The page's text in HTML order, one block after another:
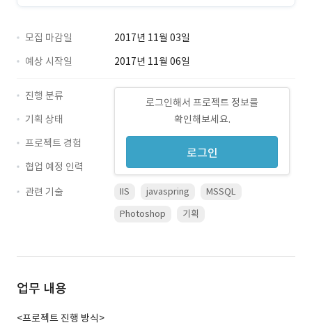
모집 마감일
2017년 11월 03일
예상 시작일
2017년 11월 06일
로그인해서 프로젝트 정보를
확인해보세요.
로그인
진행 분류
기획 상태
프로젝트 경험
협업 예정 인력
관련 기술
IIS javaspring
MSSQL
Photoshop
기획
업무 내용
<프로젝트 진행 방식>